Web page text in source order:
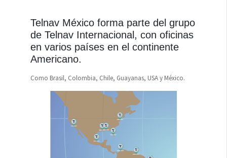
Telnav México forma parte del grupo
de Telnav Internacional, con oficinas
en varios países en el continente
Americano.
Como Brasil, Colombia, Chile, Guayanas, USA y México.